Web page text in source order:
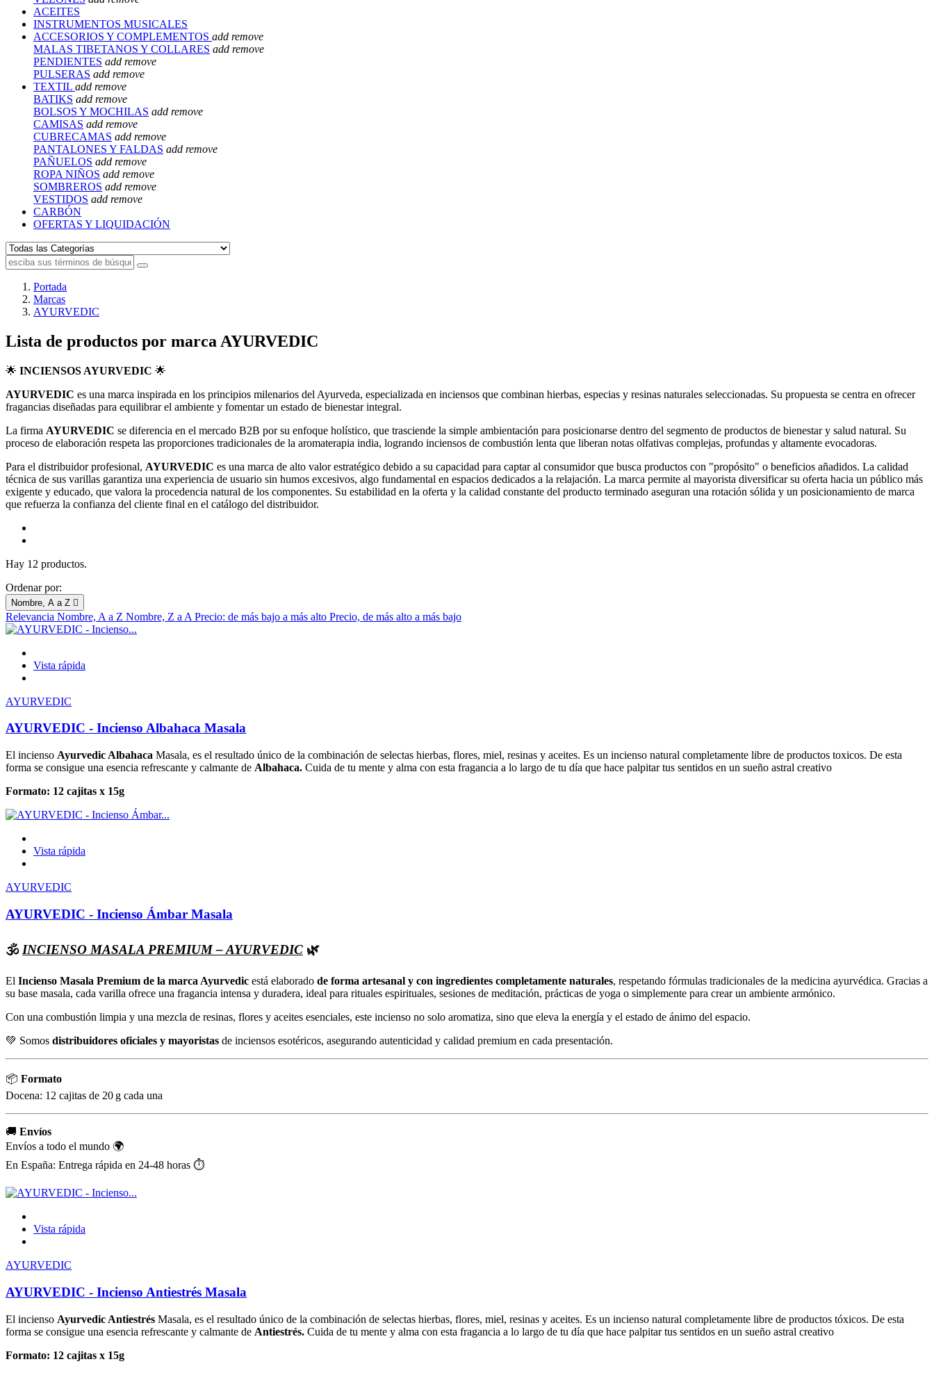
ACEITES
INSTRUMENTOS MUSICALES
ACCESORIOS Y COMPLEMENTOS add remove
MALAS TIBETANOS Y COLLARES add remove
PENDIENTES add remove
PULSERAS add remove
TEXTIL add remove
BATIKS add remove
BOLSOS Y MOCHILAS add remove
CAMISAS add remove
CUBRECAMAS add remove
PANTALONES Y FALDAS add remove
PAÑUELOS add remove
ROPA NIÑOS add remove
SOMBREROS add remove
VESTIDOS add remove
CARBÓN
OFERTAS Y LIQUIDACIÓN
Portada
Marcas
AYURVEDIC
Lista de productos por marca AYURVEDIC
🌟 INCIENSOS AYURVEDIC 🌟
AYURVEDIC es una marca inspirada en los principios milenarios del Ayurveda, especializada en inciensos que combinan hierbas, especias y resinas naturales seleccionadas. Su propuesta se centra en ofrecer
fragancias diseñadas para equilibrar el ambiente y fomentar un estado de bienestar integral.
La firma AYURVEDIC se diferencia en el mercado B2B por su enfoque holístico, que trasciende la simple ambientación para posicionarse dentro del segmento de productos de bienestar y salud natural. Su
proceso de elaboración respeta las proporciones tradicionales de la aromaterapia india, logrando inciensos de combustión lenta que liberan notas olfativas complejas, profundas y altamente evocadoras.
Para el distribuidor profesional, AYURVEDIC es una marca de alto valor estratégico debido a su capacidad para captar al consumidor que busca productos con "propósito" o beneficios añadidos. La calidad
técnica de sus varillas garantiza una experiencia de usuario sin humos excesivos, algo fundamental en espacios dedicados a la relajación. La marca permite al mayorista diversificar su oferta hacia un público más
exigente y educado, que valora la procedencia natural de los componentes. Su estabilidad en la oferta y la calidad constante del producto terminado aseguran una rotación sólida y un posicionamiento de marca
que refuerza la confianza del cliente final en el catálogo del distribuidor.
Hay 12 productos.
Ordenar por:
Nombre, A a Z 
Relevancia Nombre, A a Z Nombre, Z a A Precio: de más bajo a más alto Precio, de más alto a más bajo
Vista rápida
AYURVEDIC
AYURVEDIC - Incienso Albahaca Masala
El incienso Ayurvedic Albahaca Masala, es el resultado único de la combinación de selectas hierbas, flores, miel, resinas y aceites. Es un incienso natural completamente libre de productos toxicos. De esta
forma se consigue una esencia refrescante y calmante de Albahaca. Cuida de tu mente y alma con esta fragancia a lo largo de tu día que hace palpitar tus sentidos en un sueño astral creativo
Formato: 12 cajitas x 15g
Vista rápida
AYURVEDIC
AYURVEDIC - Incienso Ámbar Masala
🕉️INCIENSO MASALA PREMIUM – AYURVEDIC 🌿
El Incienso Masala Premium de la marca Ayurvedic está elaborado de forma artesanal y con ingredientes completamente naturales, respetando fórmulas tradicionales de la medicina ayurvédica. Gracias a
su base masala, cada varilla ofrece una fragancia intensa y duradera, ideal para rituales espirituales, sesiones de meditación, prácticas de yoga o simplemente para crear un ambiente armónico.
Con una combustión limpia y una mezcla de resinas, flores y aceites esenciales, este incienso no solo aromatiza, sino que eleva la energía y el estado de ánimo del espacio.
💚 Somos distribuidores oficiales y mayoristas de inciensos esotéricos, asegurando autenticidad y calidad premium en cada presentación.
📦 Formato
Docena: 12 cajitas de 20 g cada una
🚚 Envíos
Envíos a todo el mundo 🌍
En España: Entrega rápida en 24-48 horas ⏱️
Vista rápida
AYURVEDIC
AYURVEDIC - Incienso Antiestrés Masala
El incienso Ayurvedic Antiestrés Masala, es el resultado único de la combinación de selectas hierbas, flores, miel, resinas y aceites. Es un incienso natural completamente libre de productos tóxicos. De esta
forma se consigue una esencia refrescante y calmante de Antiestrés. Cuida de tu mente y alma con esta fragancia a lo largo de tu día que hace palpitar tus sentidos en un sueño astral creativo
Formato: 12 cajitas x 15g